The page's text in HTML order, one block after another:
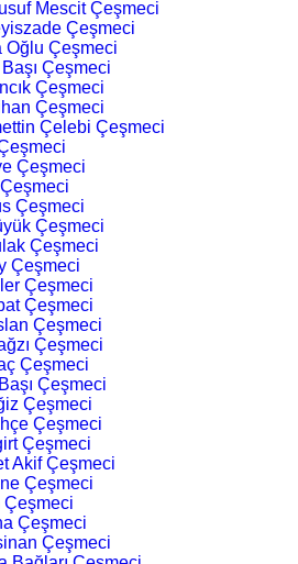
Mescit Çeşmeci
Çeşmeci
Oğlu Çeşmeci
Çeşmeci
Çeşmeci
Çeşmeci
Çelebi Çeşmeci
Çeşmeci
Çeşmeci
Çeşmeci
Çeşmeci
Çeşmeci
Çeşmeci
Çeşmeci
Çeşmeci
Çeşmeci
Çeşmeci
Çeşmeci
Çeşmeci
Çeşmeci
Çeşmeci
Akif Çeşmeci
Çeşmeci
Çeşmeci
Çeşmeci
Çeşmeci